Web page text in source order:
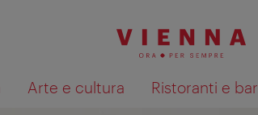
Arte e cultura Ristoranti e bar